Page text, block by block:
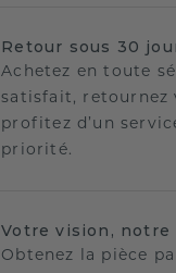
Retour sous 30
Achetez en toute
satisfait, retournez
profitez d’un
priorité.
Votre vision, notre
Obtenez la pièce